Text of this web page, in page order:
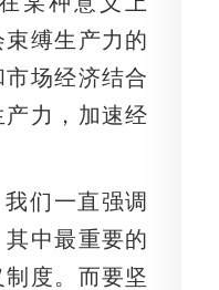
缚生产力的
场经济结合
力，加速经
们一直强调
中最重要的
度。而要坚